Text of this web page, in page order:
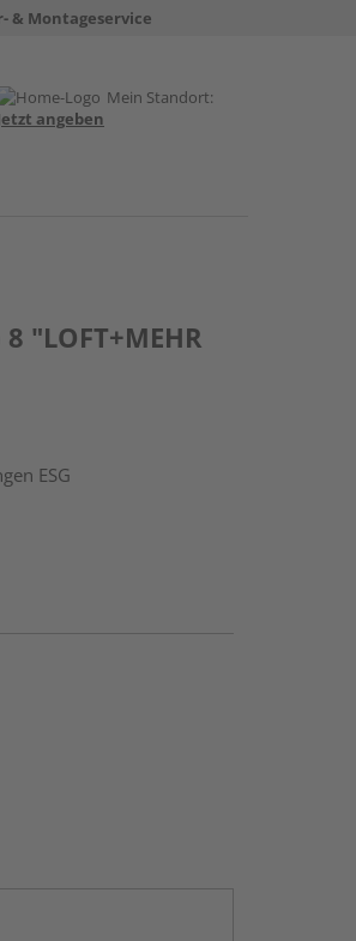
& Montageservice
Mein Standort:
angeben
"LOFT+MEHR
ESG